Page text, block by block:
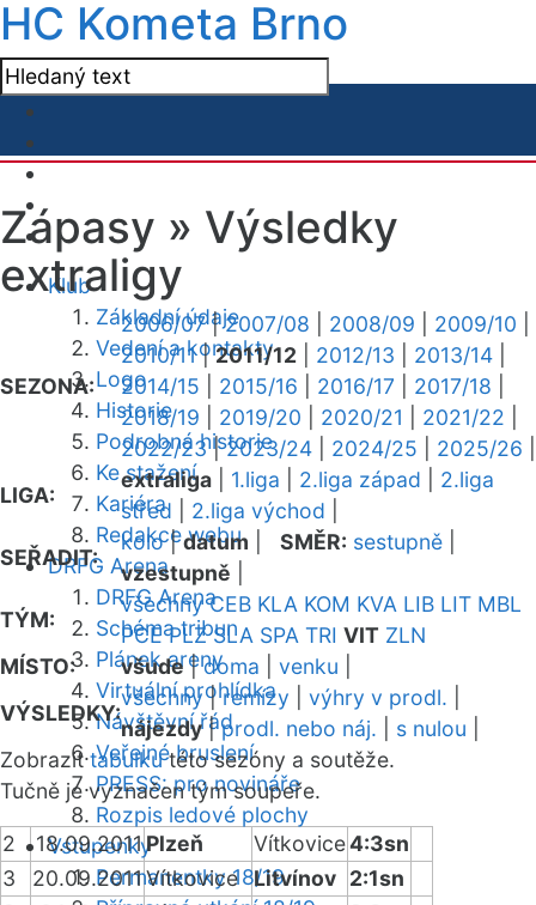
HC Kometa Brno
Klub
Základní údaje
Vedení a kontakty
Logo
Historie
Podrobná historie
Ke stažení
Kariéra
Redakce webu
DRFG Arena
DRFG Arena
Schéma tribun
Plánek areny
Virtuální prohlídka
Návštěvní řád
Veřejné bruslení
PRESS: pro novináře
Rozpis ledové plochy
Vstupenky
Permanentky 18/19
Zápasy » Výsledky
extraligy
SEZONA:
2006/07|2007/08 2008/09 2009/10
2010/11|2011/12 2012/13 2013/14
2014/15
2015/16 2016/17 2017/18
2018/19
2019/20 2020/21 2021/22
2022/23|2023/24 2024/25 2025/26
LIGA:
extraliga 1.liga 2.liga západ
2.liga
střed
2.liga východ
SEŘADIT:
kolo|datum SMĚR: sestupně
vzestupně
TÝM:
všechny CEB KLA KOM KVA LIB LIT MBL
PCE PLZ SLA SPA TRI VIT ZLN
MÍSTO:
všude|doma venku
VÝSLEDKY:
všechny|remízy výhry v prodl.
nájezdy|prodl. nebo náj. s nulou
Zobrazittabulkutéto sezóny a soutěže.
Tučně je vyznačen tým soupeře.
2 18.09.2011Plzeň Vítkovice4:3sn
3
20.09.2011Vítkovice Litvínov 2:1sn